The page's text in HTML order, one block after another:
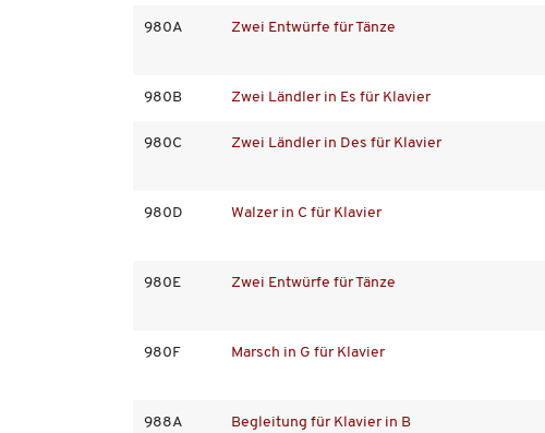
980A Zwei Entwürfe für Tänze
980B Zwei Ländler in Es für Klavier
980C Zwei Ländler in Des für Klavier
980D Walzer in C für Klavier
980E Zwei Entwürfe für Tänze
980F Marsch in G für Klavier
988A Begleitung für Klavier in B